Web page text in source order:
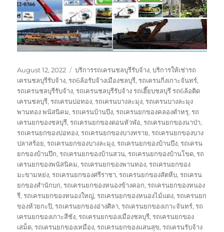
Posted
on
August 12, 2022 Tags
บริการรถเครนชลบุรีรับจ้าง,บริการให้เช่ารถ
เครนชลบุรีรับจ้าง,รถ6ล้อรับจ้างเมืองชลบุรี,รถเครนกิ่งเกาะจันทร์,
รถเครนชลบุรีรับจ้าง,รถเครนชลบุรีรับจ้าง รถเฮี๊ยบชลบุรี รถ6ล้อติด
เครนชลบุรี,รถเครนบ่อทอง,รถเครนบางละมุง,รถเครนบางละมุง
พานทอง พนัสนิคม,รถเครนบ้านบึง,รถเครนยกของคลองตำหรุ,รถ
เครนยกของชลบุรี,รถเครนยกของดอนหัวฬ่อ,รถเครนยกของนาป่า,
รถเครนยกของบ่อทอง,รถเครนยกของบางทราย,รถเครนยกของบาง
ปลาสร้อย,รถเครนยกของบางละมุง,รถเครนยกของบ้านบึง,รถเครน
ยกของบ้านปึก,รถเครนยกของบ้านสวน,รถเครนยกของบ้านโขด,รถ
เครนยกของพนัสนิคม,รถเครนยกของพานทอง,รถเครนยกของ
มะขามหย่ง,รถเครนยกของศรีราชา,รถเครนยกของสัตหีบ,รถเครน
ยกของสำนักบก,รถเครนยกของหนองข้างคอก,รถเครนยกของหนอง
รี,รถเครนยกของหนองใหญ่,รถเครนยกของหนองไม้แดง,รถเครนยก
ของห้วยกะปิ,รถเครนยกของอ่างศิลา,รถเครนยกของเกาะจันทร์,รถ
เครนยกของเกาะสีชัง,รถเครนยกของเมืองชลบุรี,รถเครนยกของ
เสม็ด,รถเครนยกของเหมือง,รถเครนยกของแสนสุข,รถเครนรับจ้าง